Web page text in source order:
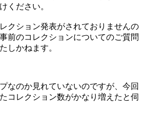
ください。
クション発表がされておりませんの
前のコレクションについてのご質問
しかねます。
なのか見れていないのですが、今回
コレクション数がかなり増えたと伺